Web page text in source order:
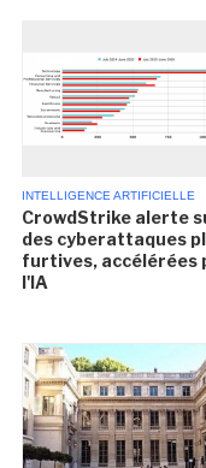
INTELLIGENCE ARTIFICIELLE
CrowdStrike alerte
des cyberattaques
furtives, accélérées
l'IA